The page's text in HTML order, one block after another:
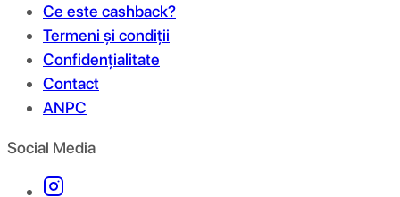
Ce este cashback?
Termeni și condiții
Confidențialitate
Contact
ANPC
Social Media